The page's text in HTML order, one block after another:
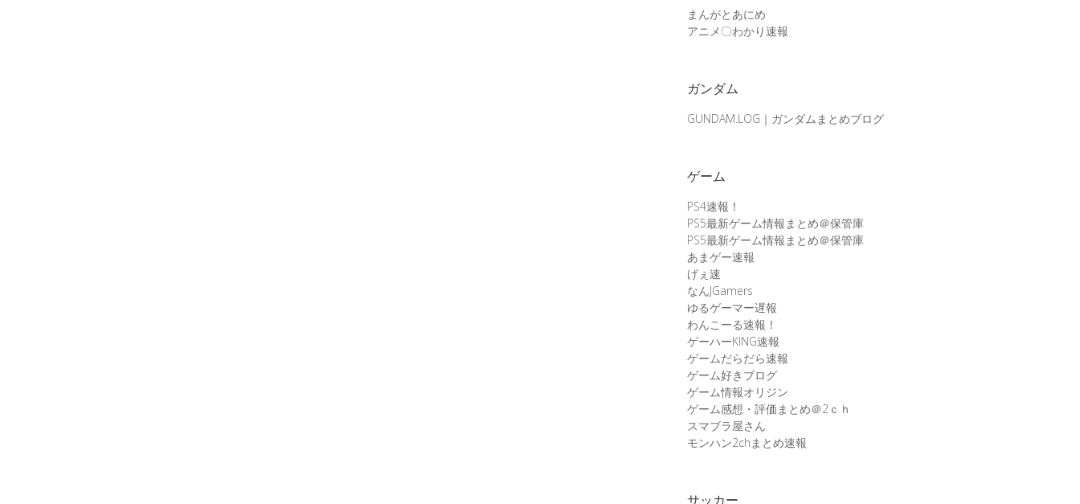
まんがとあにめ
アニメ〇わかり速報
ガンダム
GUNDAM.LOG｜ガンダムまとめブログ
ゲーム
PS4速報！
PS5最新ゲーム情報まとめ＠保管庫
PS5最新ゲーム情報まとめ＠保管庫
あまゲー速報
げぇ速
なんJGamers
ゆるゲーマー遅報
わんこーる速報！
ゲーハーKING速報
ゲームだらだら速報
ゲーム好きブログ
ゲーム情報オリジン
ゲーム感想・評価まとめ＠2ｃｈ
スマブラ屋さん
モンハン2chまとめ速報
サッカー